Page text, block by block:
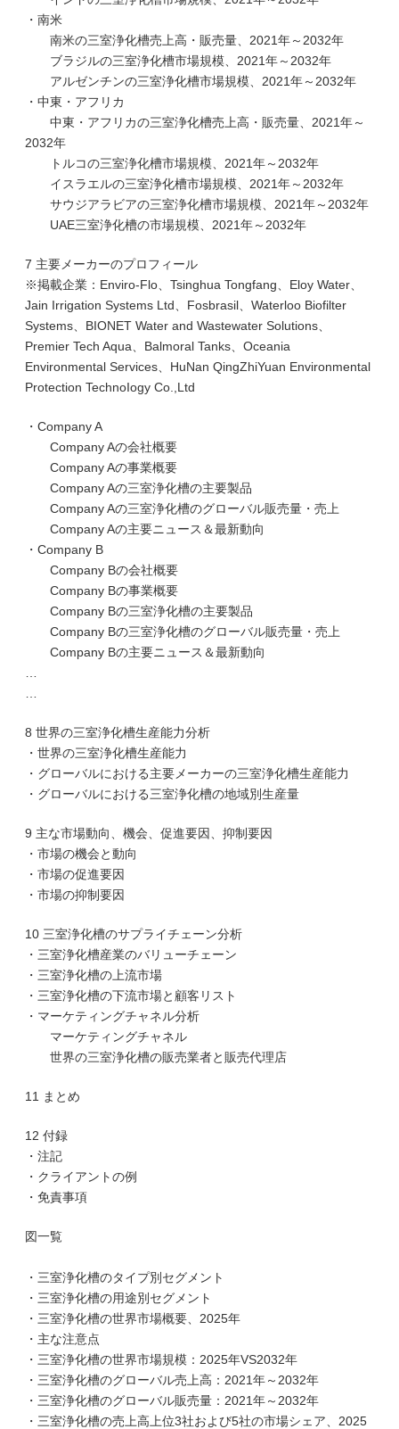
・南米
南米の三室浄化槽売上高・販売量、2021年～2032年
ブラジルの三室浄化槽市場規模、2021年～2032年
アルゼンチンの三室浄化槽市場規模、2021年～2032年
・中東・アフリカ
中東・アフリカの三室浄化槽売上高・販売量、2021年～
2032年
トルコの三室浄化槽市場規模、2021年～2032年
イスラエルの三室浄化槽市場規模、2021年～2032年
サウジアラビアの三室浄化槽市場規模、2021年～2032年
UAE三室浄化槽の市場規模、2021年～2032年
7 主要メーカーのプロフィール
※掲載企業：Enviro-Flo、Tsinghua Tongfang、Eloy Water、
Jain Irrigation Systems Ltd、Fosbrasil、Waterloo Biofilter
Systems、BIONET Water and Wastewater Solutions、
Premier Tech Aqua、Balmoral Tanks、Oceania
Environmental Services、HuNan QingZhiYuan Environmental
Protection TechnoIogy Co.,Ltd
・Company A
Company Aの会社概要
Company Aの事業概要
Company Aの三室浄化槽の主要製品
Company Aの三室浄化槽のグローバル販売量・売上
Company Aの主要ニュース＆最新動向
・Company B
Company Bの会社概要
Company Bの事業概要
Company Bの三室浄化槽の主要製品
Company Bの三室浄化槽のグローバル販売量・売上
Company Bの主要ニュース＆最新動向
8 世界の三室浄化槽生産能力分析
・世界の三室浄化槽生産能力
・グローバルにおける主要メーカーの三室浄化槽生産能力
・グローバルにおける三室浄化槽の地域別生産量
9 主な市場動向、機会、促進要因、抑制要因
・市場の機会と動向
・市場の促進要因
・市場の抑制要因
10 三室浄化槽のサプライチェーン分析
・三室浄化槽産業のバリューチェーン
・三室浄化槽の上流市場
・三室浄化槽の下流市場と顧客リスト
・マーケティングチャネル分析
マーケティングチャネル
世界の三室浄化槽の販売業者と販売代理店
11 まとめ
12 付録
・注記
・クライアントの例
・免責事項
図一覧
・三室浄化槽のタイプ別セグメント
・三室浄化槽の用途別セグメント
・三室浄化槽の世界市場概要、2025年
・主な注意点
・三室浄化槽の世界市場規模：2025年VS2032年
・三室浄化槽のグローバル売上高：2021年～2032年
・三室浄化槽のグローバル販売量：2021年～2032年
・三室浄化槽の売上高上位3社および5社の市場シェア、2025